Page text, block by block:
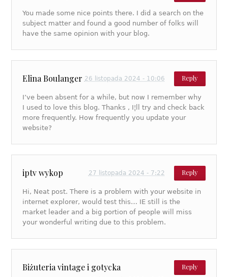
You made some nice points there. I did a search on the
subject matter and found a good number of folks will
have the same opinion with your blog.
Elina Boulanger Reply
26 listopada 2024 - 10:06
I’ve been absent for a while, but now I remember why
I used to love this blog. Thanks , I¦ll try and check back
more frequently. How frequently you update your
website?
iptv wykop Reply
27 listopada 2024 - 7:22
Hi, Neat post. There is a problem with your website in
internet explorer, would test this… IE still is the
market leader and a big portion of people will miss
your wonderful writing due to this problem.
Biżuteria vintage i gotycka Reply